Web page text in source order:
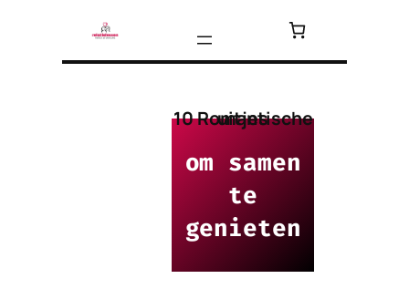
10 Romantische uitjes
om samen
te
genieten